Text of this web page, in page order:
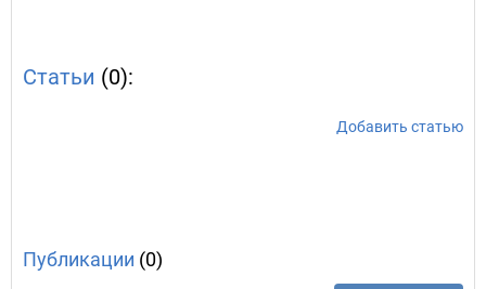
Статьи (0):
Добавить статью
Публикации (0)